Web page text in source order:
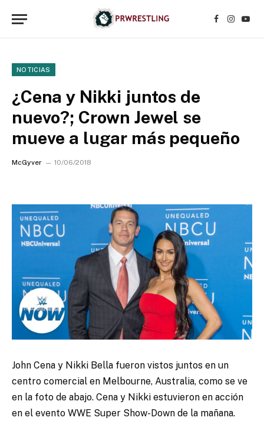
Facebook
NOTICIAS
¿Cena y Nikki juntos de
nuevo?; Crown Jewel se
mueve a lugar más pequeño
McGyver 10/06/2018
John Cena y Nikki Bella fueron vistos juntos en un
centro comercial en Melbourne, Australia, como se ve
en la foto de abajo. Cena y Nikki estuvieron en acción
en el evento WWE Super Show-Down de la mañana.